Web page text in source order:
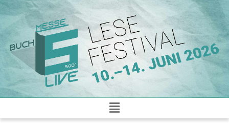
Zum
Inhalt
springen